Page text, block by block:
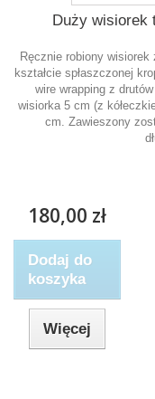
Duży wisiorek
Ręcznie robiony
kształcie spłaszczonej
wire wrapping z
wisiorka 5 cm (z
cm. Zawieszony
180,00 zł
Dodaj do
koszyka
Więcej